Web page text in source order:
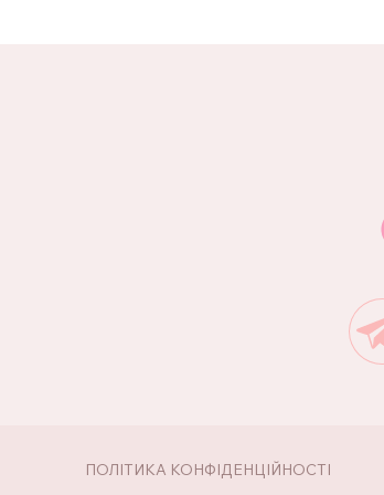
ПОЛІТИКА КОНФІДЕНЦІЙНОСТІ